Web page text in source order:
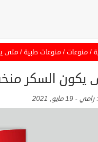
/ منوعات / منوعات طبية / متى
يكون السكر
رامي - 19 مايو, 2021